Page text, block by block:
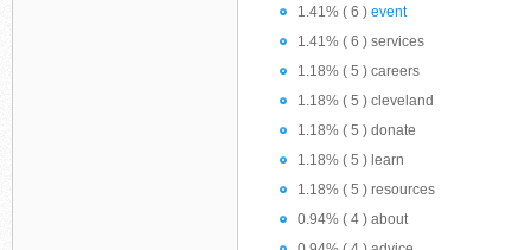
1.41% ( 6 ) event
1.41% ( 6 ) services
1.18% ( 5 ) careers
1.18% ( 5 ) cleveland
1.18% ( 5 ) donate
1.18% ( 5 ) learn
1.18% ( 5 ) resources
0.94% ( 4 ) about